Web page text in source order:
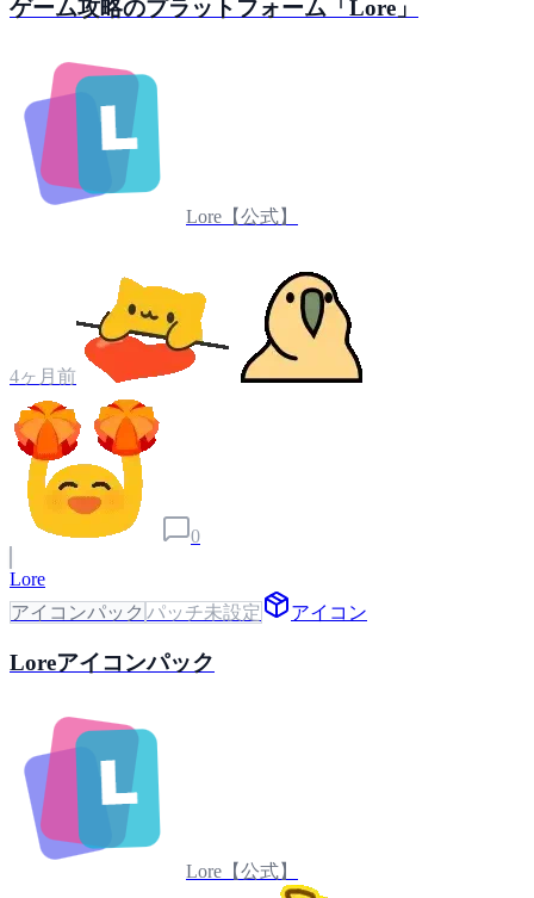
ゲーム攻略のプラットフォーム「Lore」
Lore【公式】
4ヶ月前
0
Lore
アイコンパック パッチ未設定 アイコン
Loreアイコンパック
Lore【公式】